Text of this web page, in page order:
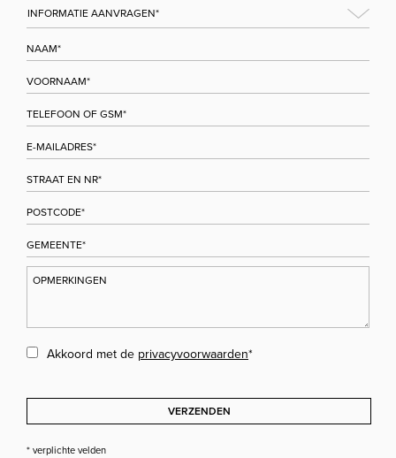
Akkoord met de privacyvoorwaarden*
VERZENDEN
* verplichte velden